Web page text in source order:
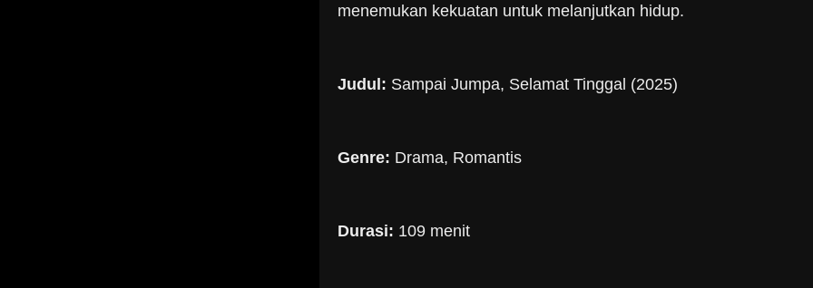
menemukan kekuatan untuk melanjutkan hidup.
Judul: Sampai Jumpa, Selamat Tinggal (2025)
Genre: Drama, Romantis
Durasi: 109 menit